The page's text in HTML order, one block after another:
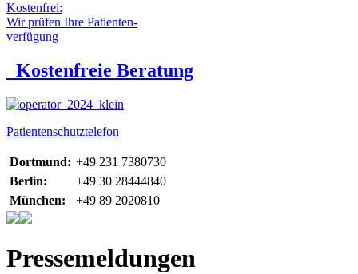
Kostenfrei:
Wir prüfen Ihre Patienten-
verfügung
Kostenfreie Beratung
Patientenschutztelefon
Dortmund: +49 231 7380730
Berlin:
+49 30 28444840
München:
+49 89 2020810
Pressemeldungen